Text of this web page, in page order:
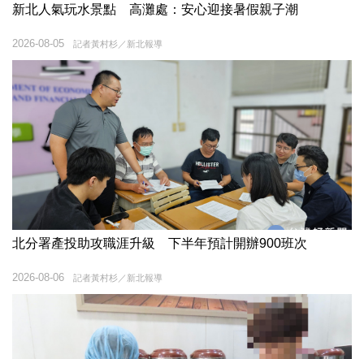
新北人氣玩水景點 高灘處：安心迎接暑假親子潮
記者黃村杉／新北報導
2026-08-05
北分署產投助攻職涯升級 下半年預計開辦900班次
記者黃村杉／新北報導
2026-08-06